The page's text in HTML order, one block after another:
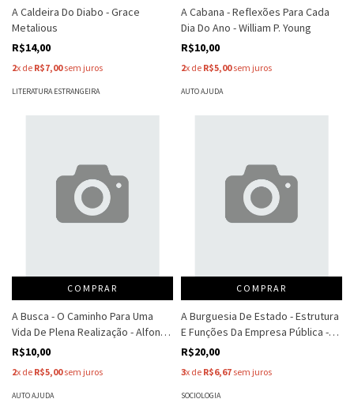
A Caldeira Do Diabo - Grace
Metalious
R$14,00
2x de R$7,00sem juros
LITERATURA ESTRANGEIRA
A Cabana - Reflexões Para Cada
Dia Do Ano - William P. Young
R$10,00
2x de R$5,00sem juros
AUTO AJUDA
COMPRAR
A Busca - O Caminho Para Uma
Vida De Plena Realização - Alfonso
Lara Castilla
R$10,00
2x de R$5,00sem juros
AUTO AJUDA
COMPRAR
A Burguesia De Estado - Estrutura
E Funções Da Empresa Pública -
Antonio Mutti - Paolo Segatti
R$20,00
3x de R$6,67 sem juros
SOCIOLOGIA